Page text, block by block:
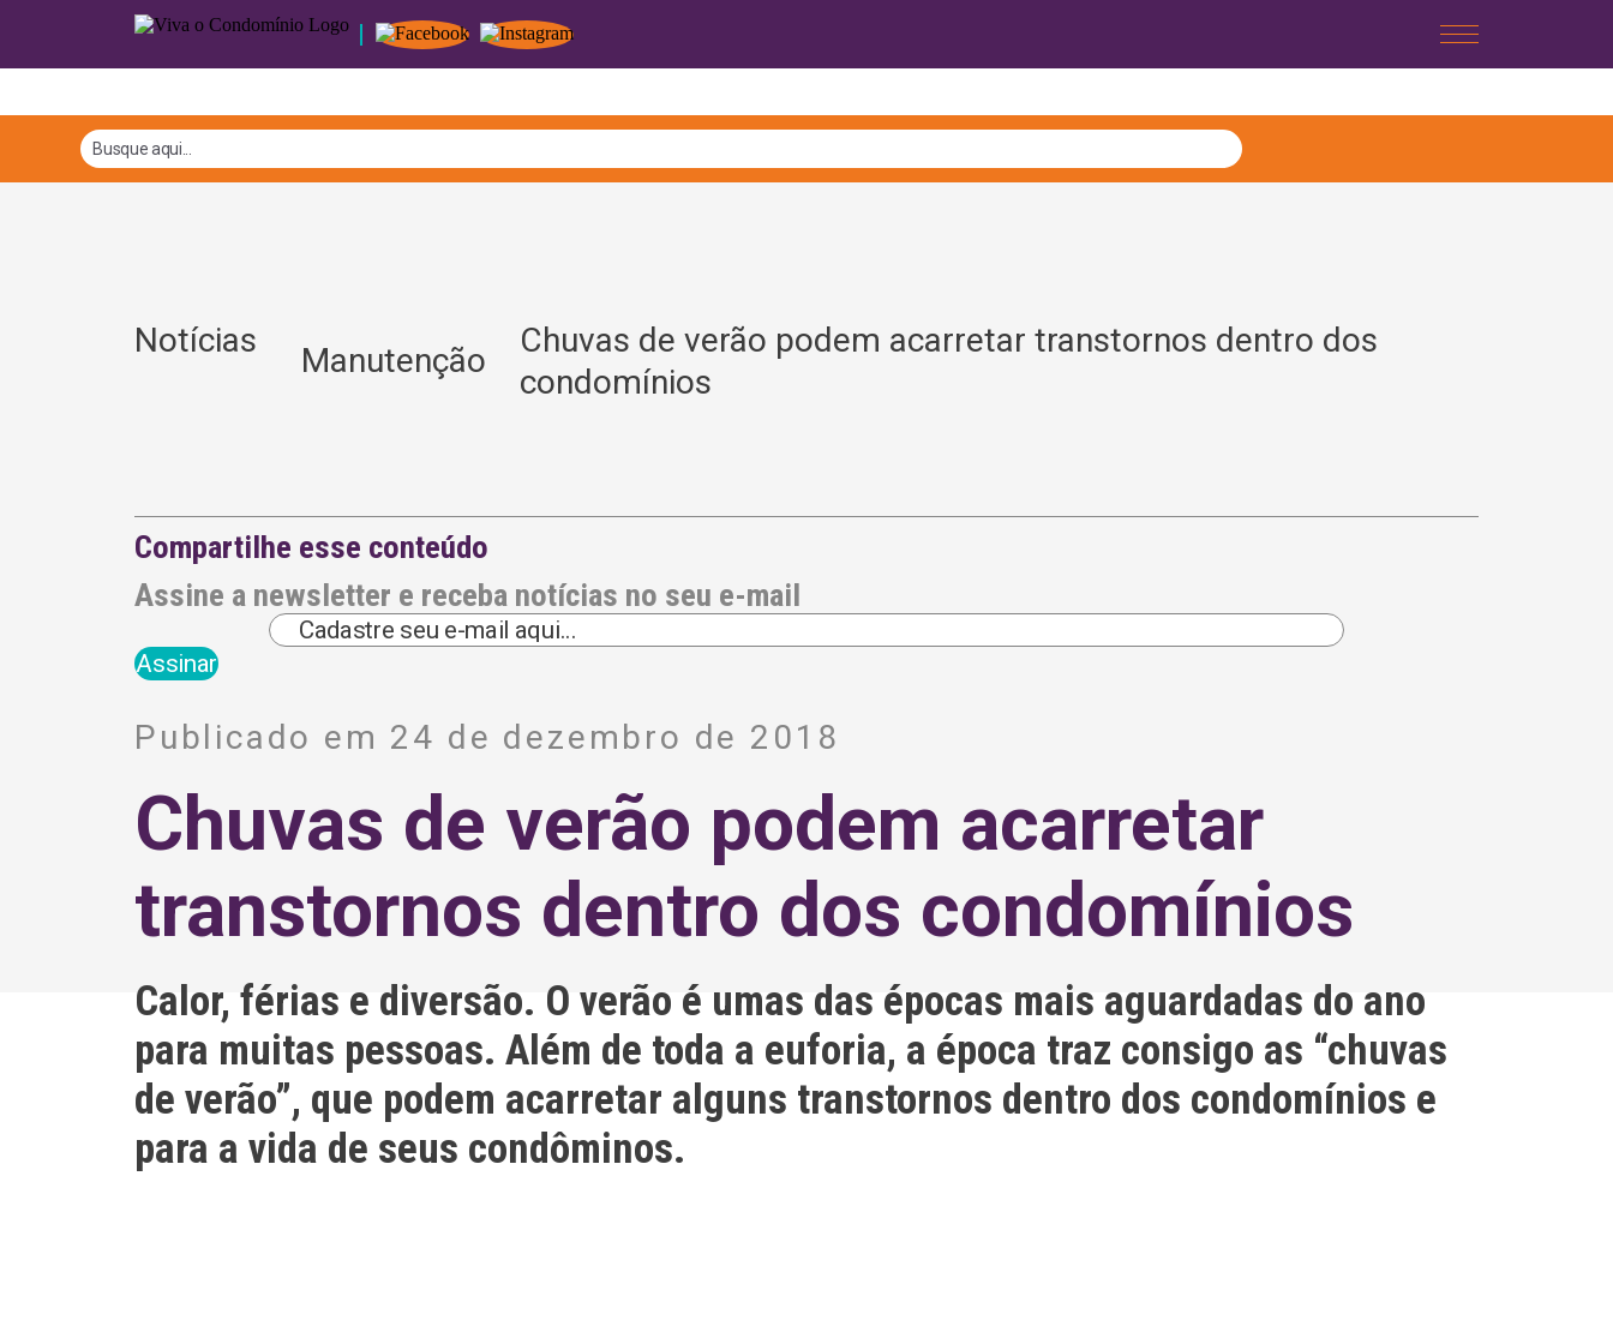
Notícias
Manutenção
Chuvas de verão podem acarretar transtornos dentro dos
condomínios
Compartilhe esse conteúdo
Assine a newsletter e receba notícias no seu e-mail
e
n
a
v
e
Publicado em 24 de dezembro de 2018
Chuvas de verão podem acarretar
transtornos dentro dos condomínios
Calor, férias e diversão. O verão é umas das épocas mais aguardadas do ano
para muitas pessoas. Além de toda a euforia, a época traz consigo as “chuvas
de verão”, que podem acarretar alguns transtornos dentro dos condomínios e
para a vida de seus condôminos.